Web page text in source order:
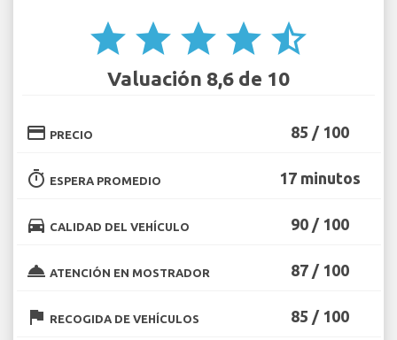
star star star star star_half
Valuación 8,6 de 10
credit_card PRECIO 85 / 100
timer ESPERA PROMEDIO 17 minutos
directions_car CALIDAD DEL VEHÍCULO 90 / 100
room_service ATENCIÓN EN MOSTRADOR 87 / 100
flag RECOGIDA DE VEHÍCULOS 85 / 100